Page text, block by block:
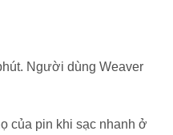
Người dùng Weaver
của pin khi sạc nhanh ở